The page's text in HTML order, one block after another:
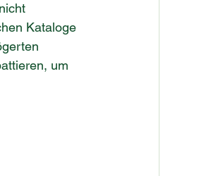
Kataloge
um